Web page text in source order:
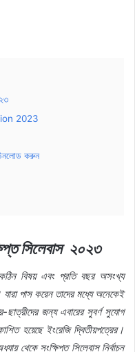
2023
করুন
সিলেবাস ২০২৩
কঠিন বিষয় এবং প্রতি বছর অসংখ্য
যারা পাস করেন তাদের মধ্যে অনেকেই
জন্য এবারের সুবর্ণ সুযোগ
হয়েছে ইংরেজি দ্বিতীয়পত্রের।
থেকে সংক্ষিপ্ত সিলেবাস নির্বাচন